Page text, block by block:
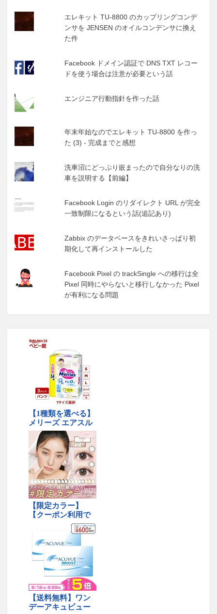
エレキット TU-8800 のカップリングコンデ
ンサを JENSEN のオイルコンデンサに換え
た件
Facebook ドメイン認証で DNS TXT レコー
ドを使う場合は注意が必要という話
エンジニア行動指針を作った話
年末年始なのでエレキット TU-8800 を作っ
た (3) - 完成までと感想
洗車沼にどっぷり嵌まったので自分なりの洗
車を説明する【前編】
Facebook Login のリダイレクト URL が完全
一致制限になるという話(追記あり)
Zabbix のデータベースをきれいさっぱり初
期化して再インストールした
Facebook Pixel の trackSingle への移行は全
Pixel 同時にやらないと移行しなかった Pixel
が有利になる問題